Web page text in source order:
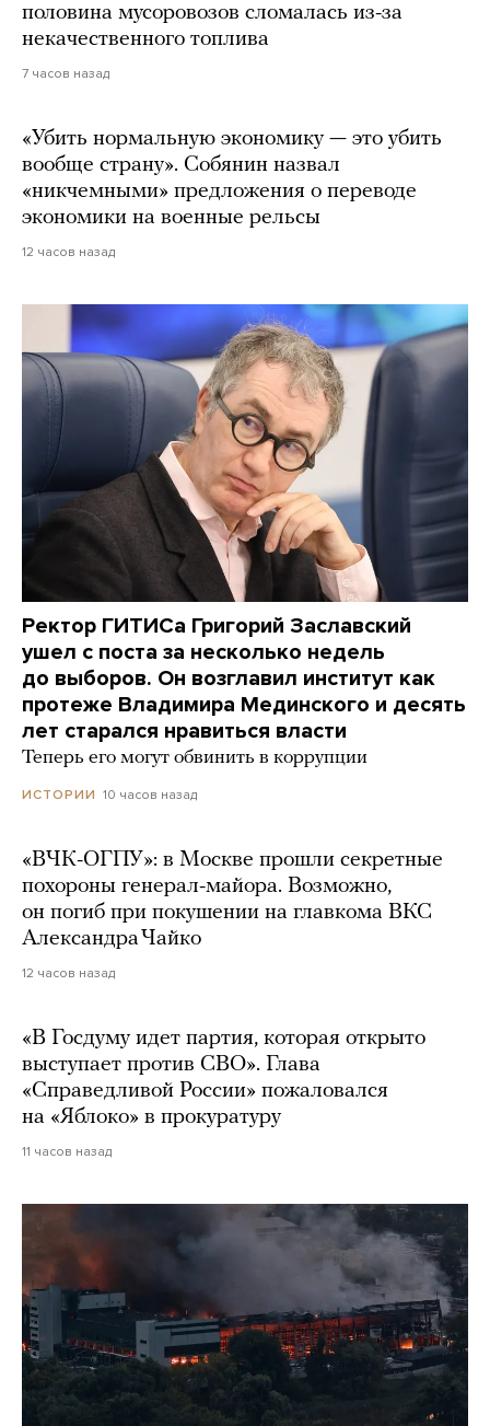
половина мусоровозов сломалась из-за
некачественного топлива
7 часов назад
«Убить нормальную экономику — это убить
вообще страну». Собянин назвал
«никчемными» предложения о переводе
экономики на военные рельсы
12 часов назад
Ректор ГИТИСа Григорий Заславский
ушел с поста за несколько недель
до выборов. Он возглавил институт как
протеже Владимира Мединского и десять
лет старался нравиться власти
Теперь его могут обвинить в коррупции
ИСТОРИИ 10 часов назад
«ВЧК-ОГПУ»: в Москве прошли секретные
похороны генерал-майора. Возможно,
он погиб при покушении на главкома ВКС
Александра Чайко
12 часов назад
«В Госдуму идет партия, которая открыто
выступает против СВО». Глава
«Справедливой России» пожаловался
на «Яблоко» в прокуратуру
11 часов назад